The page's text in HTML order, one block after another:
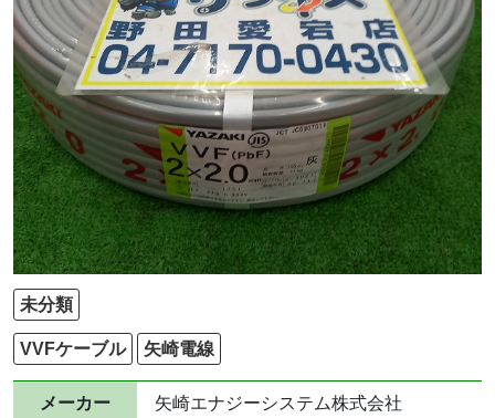
未分類
VVFケーブル 矢崎電線
メーカー 矢崎エナジーシステム株式会社